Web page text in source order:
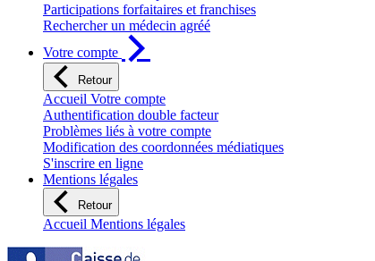
Participations forfaitaires et franchises
Rechercher un médecin agréé
Votre compte
Retour
Accueil Votre compte
Authentification double facteur
Problèmes liés à votre compte
Modification des coordonnées médiatiques
S'inscrire en ligne
Mentions légales
Retour
Accueil Mentions légales